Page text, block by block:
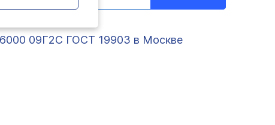
09Г2С ГОСТ 19903 в Москве